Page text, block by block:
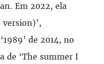
Em 2022, ela
de 2014, no
de ‘The summer I